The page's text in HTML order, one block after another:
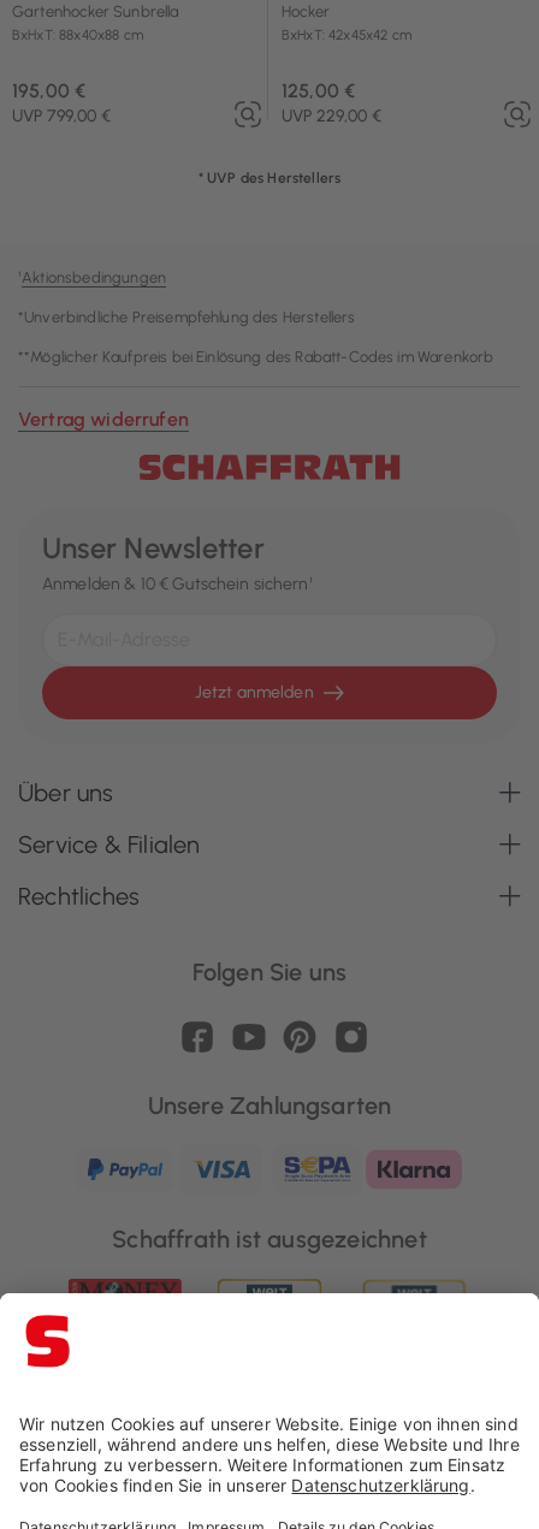
Gartenhocker Sunbrella
BxHxT: 88x40x88 cm
195,00 €
UVP 799,00 €
Hocker
BxHxT: 42x45x42 cm
125,00 €
UVP 229,00 €
* UVP des Herstellers
¹Aktionsbedingungen
*Unverbindliche Preisempfehlung des Herstellers
**Möglicher Kaufpreis bei Einlösung des Rabatt-Codes im Warenkorb
Vertrag widerrufen
Unser Newsletter
Anmelden & 10 € Gutschein sichern¹
Jetzt anmelden
Über uns
Service & Filialen
Rechtliches
Folgen Sie uns
Unsere Zahlungsarten
Schaffrath ist ausgezeichnet